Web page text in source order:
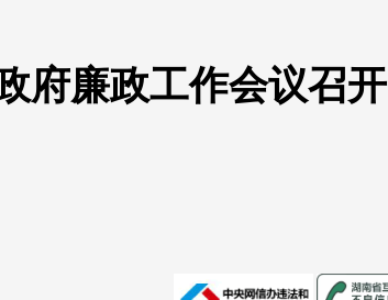
府廉政工作会议召开